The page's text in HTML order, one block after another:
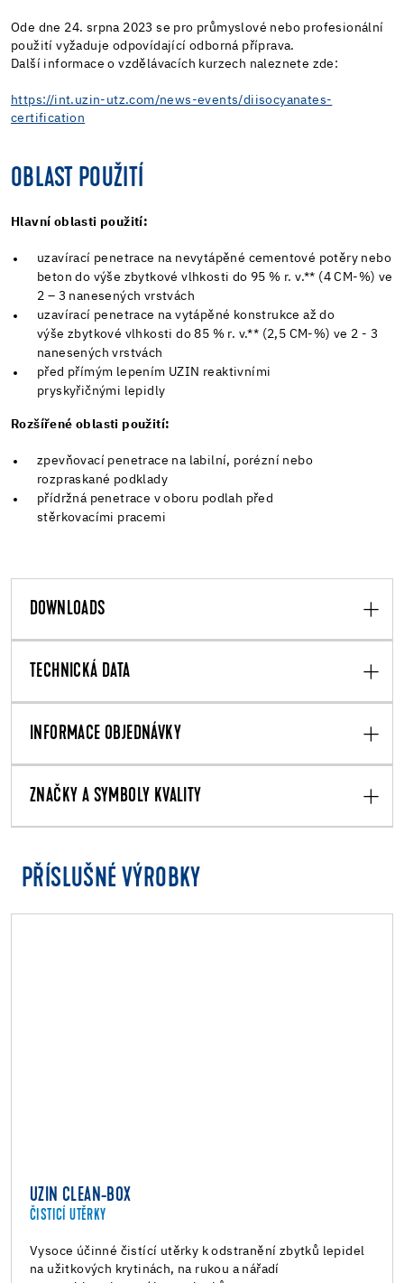
Ode dne 24. srpna 2023 se pro průmyslové nebo profesionální
použití vyžaduje odpovídající odborná příprava.
Další informace o vzdělávacích kurzech naleznete zde:
https://int.uzin-utz.com/news-events/diisocyanates-
certification
OBLAST POUŽITÍ
Hlavní oblasti použití:
uzavírací penetrace na nevytápěné cementové potěry nebo
beton do výše zbytkové vlhkosti do 95 % r. v.** (4 CM-%) ve
2 – 3 nanesených vrstvách
uzavírací penetrace na vytápěné konstrukce až do
výše zbytkové vlhkosti do 85 % r. v.** (2,5 CM-%) ve 2 - 3
nanesených vrstvách
před přímým lepením UZIN reaktivními
pryskyřičnými lepidly
Rozšířené oblasti použití:
zpevňovací penetrace na labilní, porézní nebo
rozpraskané podklady
přídržná penetrace v oboru podlah před
stěrkovacími pracemi
DOWNLOADS
TECHNICKÁ DATA
INFORMACE OBJEDNÁVKY
ZNAČKY A SYMBOLY KVALITY
PŘÍSLUŠNÉ VÝROBKY
UZIN CLEAN-BOX
ČISTICÍ UTĚRKY
Vysoce účinné čistící utěrky k odstranění zbytků lepidel
na užitkových krytinách, na rukou a nářadí